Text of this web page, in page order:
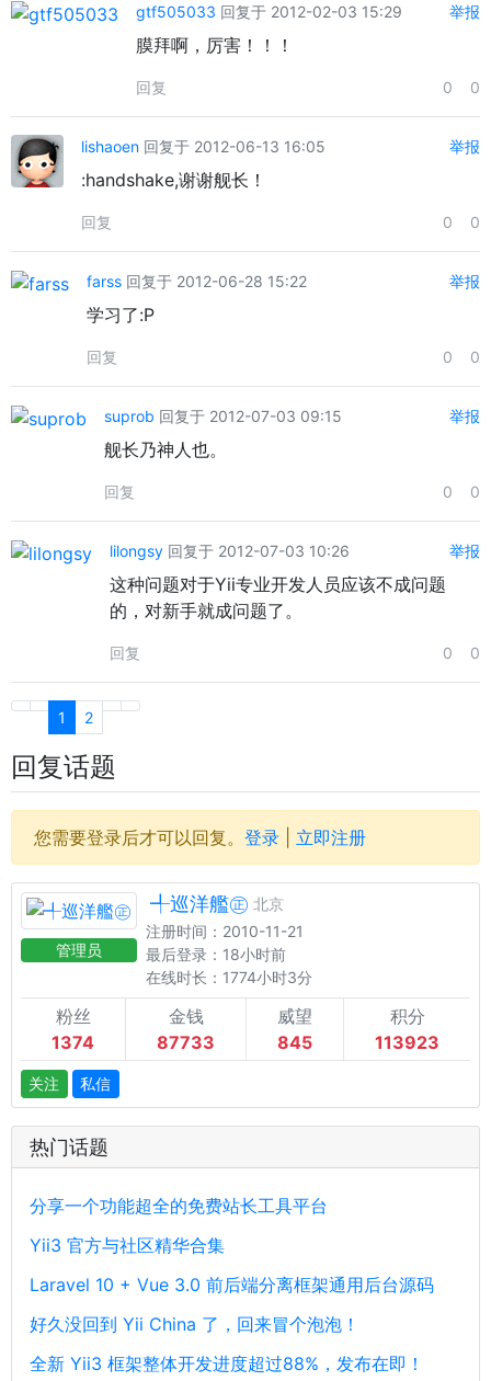
gtf505033 回复于 2012-02-03 15:29 举报
膜拜啊，厉害！！！
回复 0 0
lishaoen 回复于 2012-06-13 16:05 举报
:handshake,谢谢舰长！
回复 0 0
farss 回复于 2012-06-28 15:22 举报
学习了:P
回复 0 0
suprob 回复于 2012-07-03 09:15 举报
舰长乃神人也。
回复 0 0
lilongsy 回复于 2012-07-03 10:26 举报
这种问题对于Yii专业开发人员应该不成问题
的，对新手就成问题了。
回复 0 0
1 2
回复话题
您需要登录后才可以回复。 登录 立即注册
管理员
╃巡洋艦㊣ 北京
注册时间：2010-11-21
最后登录：18小时前
在线时长：1774小时3分
粉丝
1374
金钱
87733
威望
845
积分
113923
关注 私信
热门话题
分享一个功能超全的免费站长工具平台
Yii3 官方与社区精华合集
Laravel 10 + Vue 3.0 前后端分离框架通用后台源码
好久没回到 Yii China 了，回来冒个泡泡！
全新 Yii3 框架整体开发进度超过88%，发布在即！